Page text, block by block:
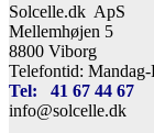
Solcelle.dk ApS
Mellemhøjen 5
8800 Viborg
Telefontid:
Tel: 41 67 44 67
info@solcelle.dk